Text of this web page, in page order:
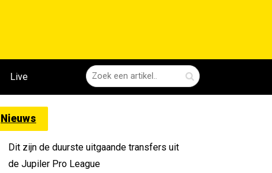
Live
Nieuws
Dit zijn de duurste uitgaande transfers uit
de Jupiler Pro League